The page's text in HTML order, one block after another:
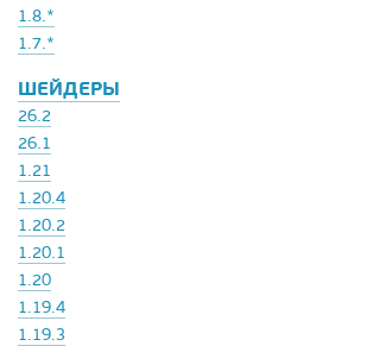
1.8.*
1.7.*
ШЕЙДЕРЫ
26.2
26.1
1.21
1.20.4
1.20.2
1.20.1
1.20
1.19.4
1.19.3